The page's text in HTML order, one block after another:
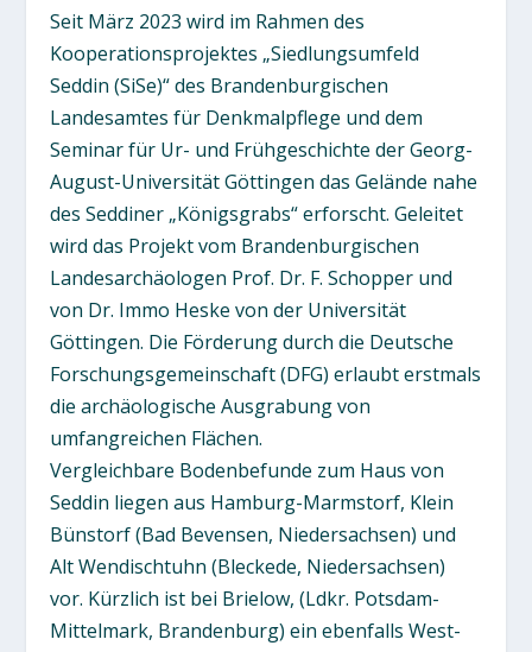
Seit März 2023 wird im Rahmen des
Kooperationsprojektes „Siedlungsumfeld
Seddin (SiSe)“ des Brandenburgischen
Landesamtes für Denkmalpflege und dem
Seminar für Ur- und Frühgeschichte der Georg-
August-Universität Göttingen das Gelände nahe
des Seddiner „Königsgrabs“ erforscht. Geleitet
wird das Projekt vom Brandenburgischen
Landesarchäologen Prof. Dr. F. Schopper und
von Dr. Immo Heske von der Universität
Göttingen. Die Förderung durch die Deutsche
Forschungsgemeinschaft (DFG) erlaubt erstmals
die archäologische Ausgrabung von
umfangreichen Flächen.
Vergleichbare Bodenbefunde zum Haus von
Seddin liegen aus Hamburg-Marmstorf, Klein
Bünstorf (Bad Bevensen, Niedersachsen) und
Alt Wendischtuhn (Bleckede, Niedersachsen)
vor. Kürzlich ist bei Brielow, (Ldkr. Potsdam-
Mittelmark, Brandenburg) ein ebenfalls West-